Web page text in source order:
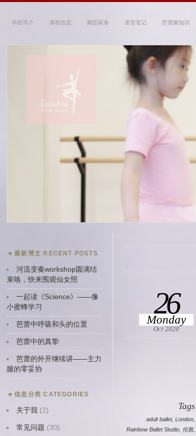
学校简介 课程信息 舞蹈装备 课堂笔记 芭蕾舞知识
Rainbow Ballet Studio
~ 带你走进优雅
26
Monday
Oct 2020
Tags
adult ballet,London
Rainbow Ballet Studio 伦敦,
最新博文 RECENT POSTS
河流变奏workshop圆满结
束咯，快来围观仙女照
一起读《Science》——像
小蜜蜂学习
芭蕾中呼吸和头的位置
芭蕾中的真挚
芭蕾的外开继续讲——主力
腿的零妥协
信息分类 CATEGORIES
关于我(2)
常见问题 (30)